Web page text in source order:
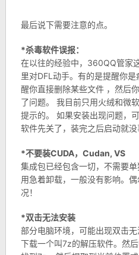
最后说下需要注意的点。
*杀毒软件误报：
在以往的经验中，360QQ管家
里对DFL动手。有的是提醒你
醒你直接删除某些文件 ，然后
了问题。 我目前只用火绒和微
提示的。 如果安装出现问题，
软件先关了，装完之后启动就没
*不要装CUDA，Cudan, VS
集成包已经包含一切，不需要
用急着卸载，一般没有影响。
况！
*双击无法安装
部分电脑环境，可能出现双击
下载一个叫7z的解压软件。然